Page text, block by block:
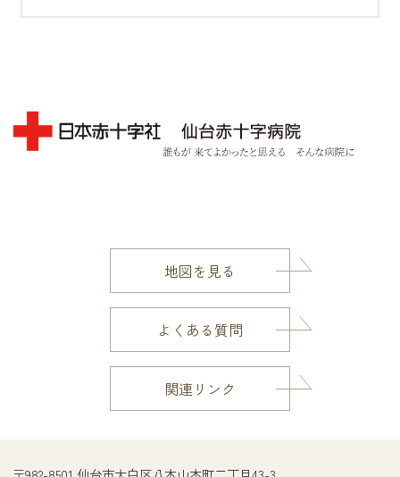
地図を見る
よくある質問
関連リンク